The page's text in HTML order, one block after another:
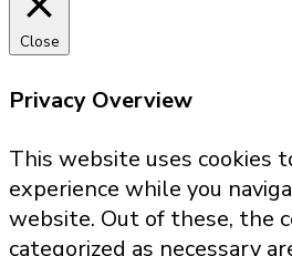
Close
Privacy Overview
This website uses cookies
experience while you
website. Out of these, the
categorized as necessary